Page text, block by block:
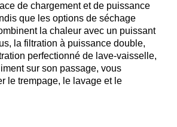
de chargement et de puissance
que les options de séchage
la chaleur avec un puissant
la filtration à puissance double,
perfectionné de lave-vaisselle,
sur son passage, vous
le trempage, le lavage et le